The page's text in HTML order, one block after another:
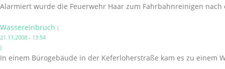
Alarmiert wurde die Feuerwehr Haar zum Fahrbahnreinigen
Wassereinbruch (
21.11.2008 - 13:54
)
In einem Bürogebäude in der Keferloherstraße kam es zu einem